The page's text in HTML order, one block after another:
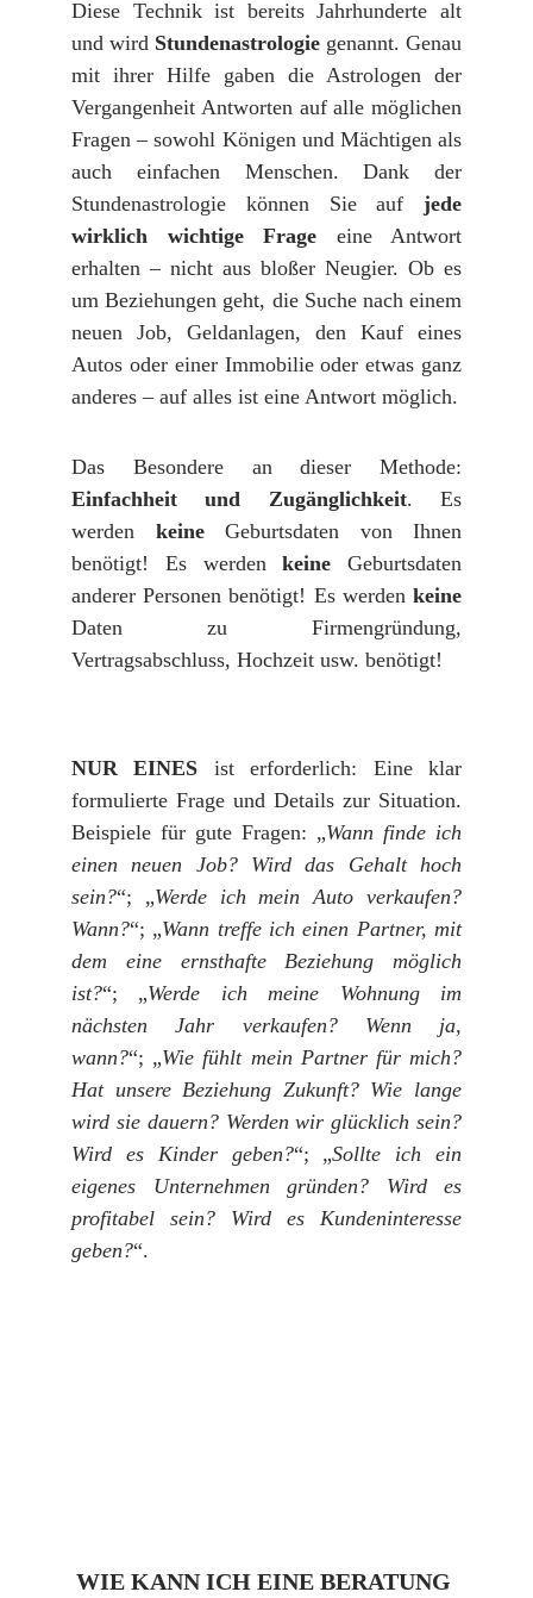
Diese Technik ist bereits Jahrhunderte alt
und wird Stundenastrologie genannt. Genau
mit ihrer Hilfe gaben die Astrologen der
Vergangenheit Antworten auf alle möglichen
Fragen – sowohl Königen und Mächtigen als
auch einfachen Menschen. Dank der
Stundenastrologie können Sie auf jede
wirklich wichtige Frage eine Antwort
erhalten – nicht aus bloßer Neugier. Ob es
um Beziehungen geht, die Suche nach einem
neuen Job, Geldanlagen, den Kauf eines
Autos oder einer Immobilie oder etwas ganz
anderes – auf alles ist eine Antwort möglich.
Das Besondere an dieser Methode:
Einfachheit und Zugänglichkeit. Es
werden keineGeburtsdaten von Ihnen
benötigt! Es werdenkeine Geburtsdaten
anderer Personen benötigt! Es werden keine
Daten zu Firmengründung,
Vertragsabschluss, Hochzeit usw. benötigt!
NUR EINES ist erforderlich: Eine klar
formulierte Frage und Details zur Situation.
Beispiele für gute Fragen: „Wann finde ich
einen neuen Job? Wird das Gehalt hoch
sein?“; „Werde ich mein Auto verkaufen?
Wann?“; „Wann treffe ich einen Partner, mit
dem eine ernsthafte Beziehung möglich
ist?“; „Werde ich meine Wohnung im
nächsten Jahr verkaufen? Wenn ja,
wann?“; „Wie fühlt mein Partner für mich?
Hat unsere Beziehung Zukunft? Wie lange
wird sie dauern? Werden wir glücklich sein?
Wird es Kinder geben?“; „Sollte ich ein
eigenes Unternehmen gründen? Wird es
profitabel sein? Wird es Kundeninteresse
geben?“.
WIE KANN ICH EINE BERATUNG